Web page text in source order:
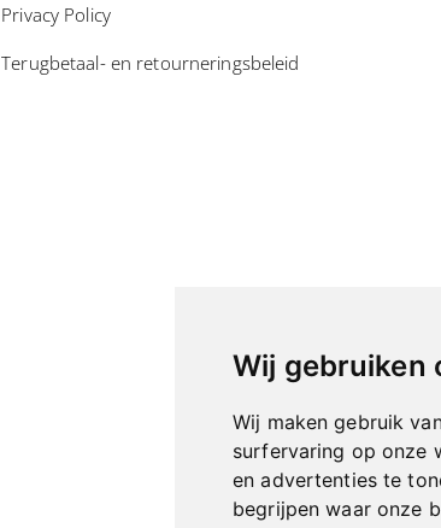
Wij gebruiken
Wij maken gebruik
surfervaring op onze
en advertenties te
begrijpen waar onze
Privacy Policy
Terugbetaal- en retourneringsbeleid